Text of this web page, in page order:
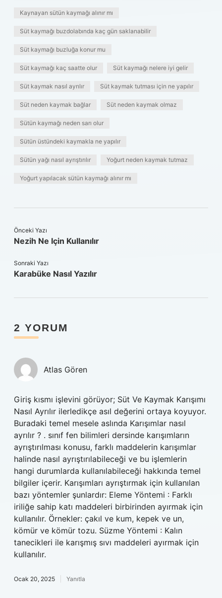
Kaynayan sütün kaymağı alınır mı
Süt kaymağı buzdolabında kaç gün saklanabilir
Süt kaymağı buzluğa konur mu
Süt kaymağı kaç saatte olur Süt kaymağı nelere iyi gelir
Süt kaymak nasıl ayrılır Süt kaymak tutması için ne yapılır
Süt neden kaymak bağlar Süt neden kaymak olmaz
Sütün kaymağı neden sarı olur
Sütün üstündeki kaymakla ne yapılır
Sütün yağı nasıl ayrıştırılır Yoğurt neden kaymak tutmaz
Yoğurt yapılacak sütün kaymağı alınır mı
Önceki Yazı
Nezih Ne Için Kullanılır
Sonraki Yazı
Karabüke Nasıl Yazılır
2 YORUM
Atlas Gören
Giriş kısmı işlevini görüyor; Süt Ve Kaymak Karışımı
Nasıl Ayrılır ilerledikçe asıl değerini ortaya koyuyor.
Buradaki temel mesele aslında Karışımlar nasıl
ayrılır ? . sınıf fen bilimleri dersinde karışımların
ayrıştırılması konusu, farklı maddelerin karışımlar
halinde nasıl ayrıştırılabileceği ve bu işlemlerin
hangi durumlarda kullanılabileceği hakkında temel
bilgiler içerir. Karışımları ayrıştırmak için kullanılan
bazı yöntemler şunlardır: Eleme Yöntemi : Farklı
iriliğe sahip katı maddeleri birbirinden ayırmak için
kullanılır. Örnekler: çakıl ve kum, kepek ve un,
kömür ve kömür tozu. Süzme Yöntemi : Kalın
tanecikleri ile karışmış sıvı maddeleri ayırmak için
kullanılır.
Ocak 20, 2025 Yanıtla